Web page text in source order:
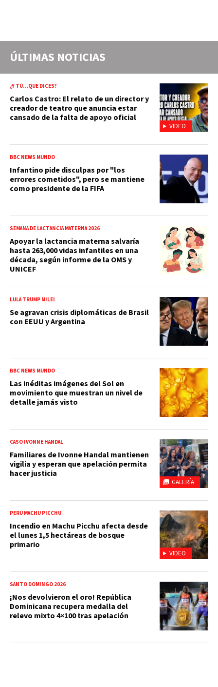
ÚLTIMAS NOTICIAS
VIDEO
¿Y TÚ…QUE DICES?
Carlos Castro: El relato de un director y
creador de teatro que anuncia estar
cansado de la falta de apoyo oficial
BBC NEWS MUNDO
Infantino pide disculpas por "los
errores cometidos", pero se mantiene
como presidente de la FIFA
SEMANA DE LACTANCIA MATERNA 2026
Apoyar la lactancia materna salvaría
hasta 263,000 vidas infantiles en una
década, según informe de la OMS y
UNICEF
LULA TRUMP MILEI
Se agravan crisis diplomáticas de Brasil
con EEUU y Argentina
BBC NEWS MUNDO
Las inéditas imágenes del Sol en
movimiento que muestran un nivel de
detalle jamás visto
GALERÍA
CASO IVONNE HANDAL
Familiares de Ivonne Handal mantienen
vigilia y esperan que apelación permita
hacer justicia
VIDEO
PERÚ MACHU PICCHU
Incendio en Machu Picchu afecta desde
el lunes 1,5 hectáreas de bosque
primario
SANTO DOMINGO 2026
¡Nos devolvieron el oro! República
Dominicana recupera medalla del
relevo mixto 4×100 tras apelación